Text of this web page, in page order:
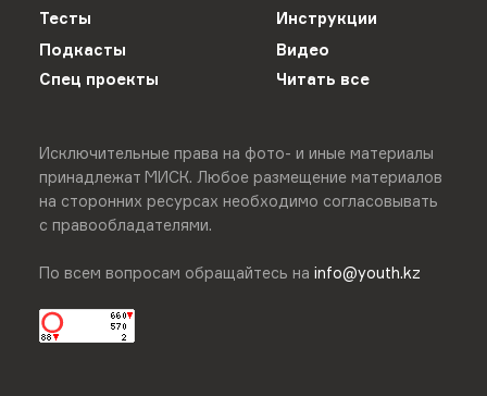
Тесты
Инструкции
Подкасты
Видео
Спец проекты
Читать все
Исключительные права на фото- и иные материалы
принадлежат МИСК. Любое размещение материалов
на сторонних ресурсах необходимо согласовывать
с правообладателями.
По всем вопросам обращайтесь на info@youth.kz